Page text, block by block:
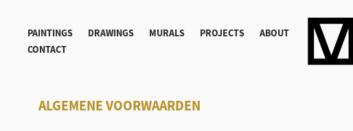
PAINTINGS DRAWINGS MURALS PROJECTS
ABOUT
CONTACT
ALGEMENE VOORWAARDEN